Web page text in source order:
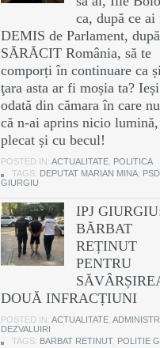
ca, după ce ai
DEMIS de Parlament,
SĂRĂCIT România, să te
comporți în continuare ca
ţara asta ar fi moșia ta? Ieși
odată din cămara în care
că n-ai aprins nicio
plecat și cu becul!
POSTED IN: ACTUALITATE POLITICA
TAGS: DEPUTAT MARIAN MINA PSD
GIURGIU
IPJ
BĂRBAT
REȚINUT
PENTRU
DOUĂ INFRACȚIUNI
POSTED IN: ACTUALITATE
DEZVALUIRI
TAGS: BARBAT RETINUT, POLITIE